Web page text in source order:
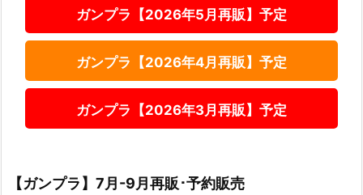
ガンプラ【2026年5月再販】予定
ガンプラ【2026年4月再販】予定
ガンプラ【2026年3月再販】予定
【ガンプラ】7月-9月再販･予約販売